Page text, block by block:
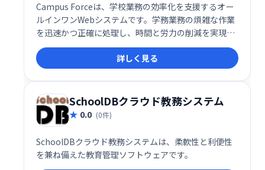
Campus Forceは、学校業務の効率化を支援するオー
ルインワンWebシステムです。学務業務の煩雑な作業
を迅速かつ正確に処理し、時間と労力の削減を実現し
ます。主要ブラウザ対応で、クライアントPCへのイン
ストールは不要。スムーズな学校運営をサポートしま
す。
詳しく見る
SchoolDBクラウド教務システム
0.0 (0件)
SchoolDBクラウド教務システムは、柔軟性と利便性
を兼ね備えた教育管理ソフトウェアです。